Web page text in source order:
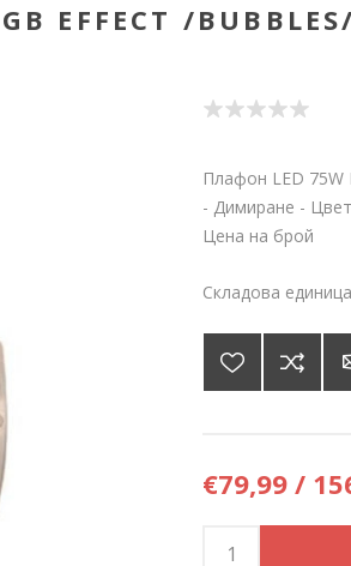
EFFECT /
Плафон LED 75W
- Димиране -
Цена на брой
Складова
€79,99 /